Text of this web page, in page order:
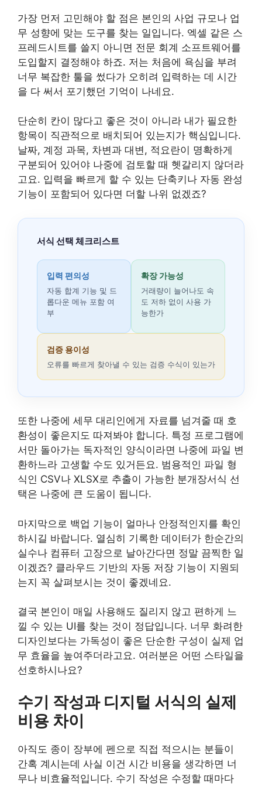
가장 먼저 고민해야 할 점은 본인의 사업 규모나 업
무 성향에 맞는 도구를 찾는 일입니다. 엑셀 같은 스
프레드시트를 쓸지 아니면 전문 회계 소프트웨어를
도입할지 결정해야 하죠. 저는 처음에 욕심을 부려
너무 복잡한 툴을 썼다가 오히려 입력하는 데 시간
을 다 써서 포기했던 기억이 나네요.
단순히 칸이 많다고 좋은 것이 아니라 내가 필요한
항목이 직관적으로 배치되어 있는지가 핵심입니다.
날짜, 계정 과목, 차변과 대변, 적요란이 명확하게
구분되어 있어야 나중에 검토할 때 헷갈리지 않더라
고요. 입력을 빠르게 할 수 있는 단축키나 자동 완성
기능이 포함되어 있다면 더할 나위 없겠죠?
서식 선택 체크리스트
입력 편의성
자동 합계 기능 및 드
롭다운 메뉴 포함 여
부
확장 가능성
거래량이 늘어나도 속
도 저하 없이 사용 가
능한가
검증 용이성
오류를 빠르게 찾아낼 수 있는 검증 수식이 있는가
또한 나중에 세무 대리인에게 자료를 넘겨줄 때 호
환성이 좋은지도 따져봐야 합니다. 특정 프로그램에
서만 돌아가는 독자적인 양식이라면 나중에 파일 변
환하느라 고생할 수도 있거든요. 범용적인 파일 형
식인 CSV나 XLSX로 추출이 가능한 분개장서식 선
택은 나중에 큰 도움이 됩니다.
마지막으로 백업 기능이 얼마나 안정적인지를 확인
하시길 바랍니다. 열심히 기록한 데이터가 한순간의
실수나 컴퓨터 고장으로 날아간다면 정말 끔찍한 일
이겠죠? 클라우드 기반의 자동 저장 기능이 지원되
는지 꼭 살펴보시는 것이 좋겠네요.
결국 본인이 매일 사용해도 질리지 않고 편하게 느
낄 수 있는 UI를 찾는 것이 정답입니다. 너무 화려한
디자인보다는 가독성이 좋은 단순한 구성이 실제 업
무 효율을 높여주더라고요. 여러분은 어떤 스타일을
선호하시나요?
수기 작성과 디지털 서식의 실제
비용 차이
아직도 종이 장부에 펜으로 직접 적으시는 분들이
간혹 계시는데 사실 이건 시간 비용을 생각하면 너
무나 비효율적입니다. 수기 작성은 수정할 때마다